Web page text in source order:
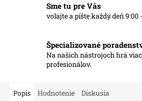
Sme tu pre Vás
volajte a píšte každý deň 9:00
Špecializované
Na našich nástrojoch hrá
profesionálov.
Popis Hodnotenie Diskusia